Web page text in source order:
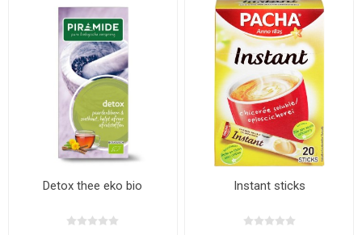
Detox thee eko bio Instant sticks